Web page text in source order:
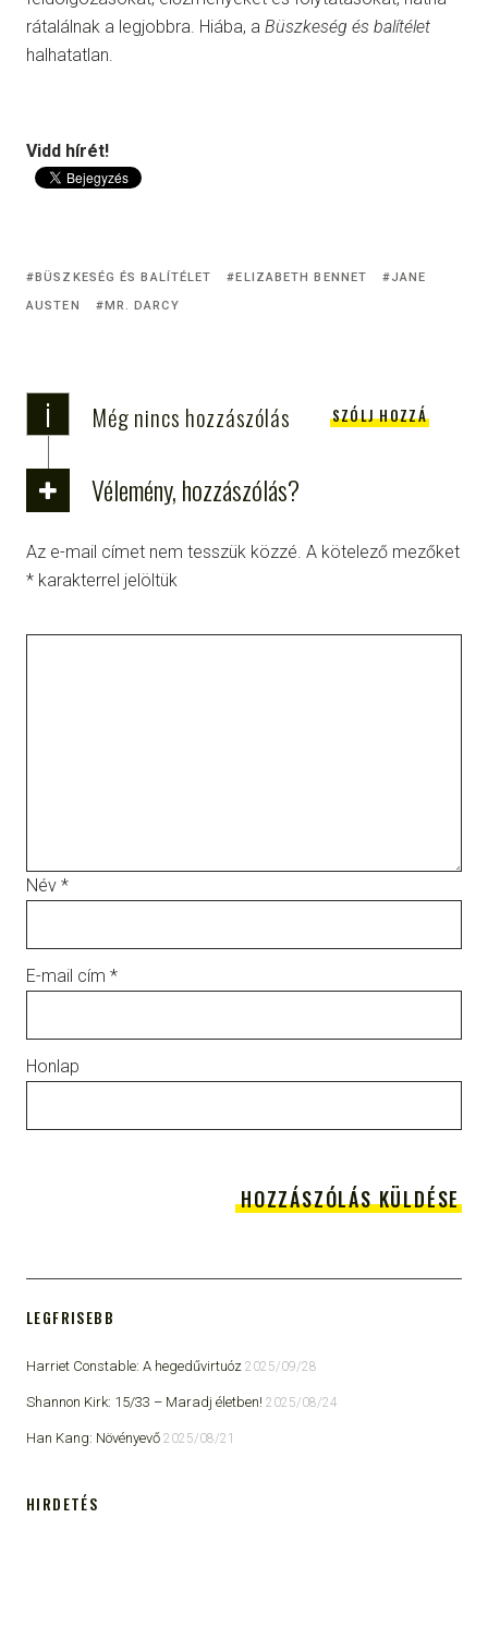
rátalálnak a legjobbra. Hiába, a Büszkeség és balítélet
halhatatlan.
Vidd hírét!
BÜSZKESÉG ÉS BALÍTÉLET ELIZABETH BENNET
JANE
AUSTEN
MR. DARCY
i Még nincs hozzászólás SZÓLJ HOZZÁ
Vélemény, hozzászólás?
Az e-mail címet nem tesszük közzé. A kötelező mezőket
* karakterrel jelöltük
Név *
E-mail cím *
Honlap
LEGFRISEBB
Harriet Constable: A hegedűvirtuóz 2025/09/28
Shannon Kirk: 15/33 ​– Maradj életben! 2025/08/24
Han Kang: Növényevő 2025/08/21
HIRDETÉS